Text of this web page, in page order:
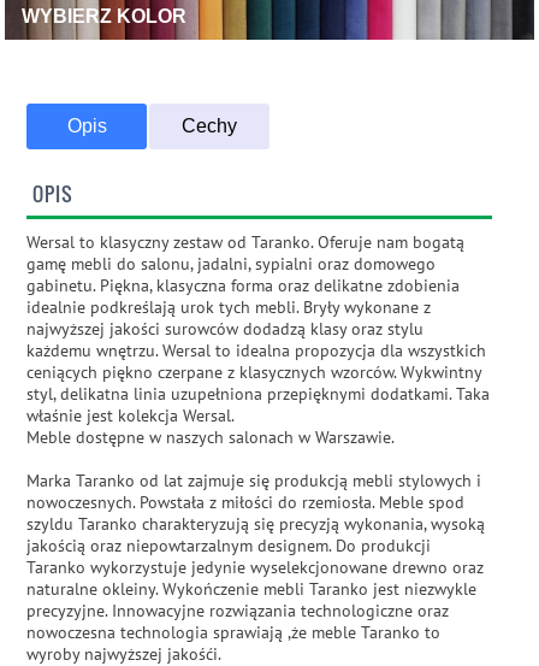
WYBIERZ KOLOR
Opis Cechy
OPIS
Wersal to klasyczny zestaw od Taranko. Oferuje nam bogatą
gamę mebli do salonu, jadalni, sypialni oraz domowego
gabinetu. Piękna, klasyczna forma oraz delikatne zdobienia
idealnie podkreślają urok tych mebli. Bryły wykonane z
najwyższej jakości surowców dodadzą klasy oraz stylu
każdemu wnętrzu. Wersal to idealna propozycja dla wszystkich
ceniących piękno czerpane z klasycznych wzorców. Wykwintny
styl, delikatna linia uzupełniona przepięknymi dodatkami. Taka
właśnie jest kolekcja Wersal.
Meble dostępne w naszych salonach w Warszawie.
Marka Taranko od lat zajmuje się produkcją mebli stylowych i
nowoczesnych. Powstała z miłości do rzemiosła. Meble spod
szyldu Taranko charakteryzują się precyzją wykonania, wysoką
jakością oraz niepowtarzalnym designem. Do produkcji
Taranko wykorzystuje jedynie wyselekcjonowane drewno oraz
naturalne okleiny. Wykończenie mebli Taranko jest niezwykle
precyzyjne. Innowacyjne rozwiązania technologiczne oraz
nowoczesna technologia sprawiają ,że meble Taranko to
wyroby najwyższej jakośći.